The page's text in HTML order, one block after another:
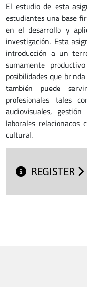
El estudio de esta
estudiantes una base
en el desarrollo y
investigación. Esta
introducción a un
sumamente
posibilidades que
también puede
profesionales tales
audiovisuales,
laborales
cultural.
REGISTER